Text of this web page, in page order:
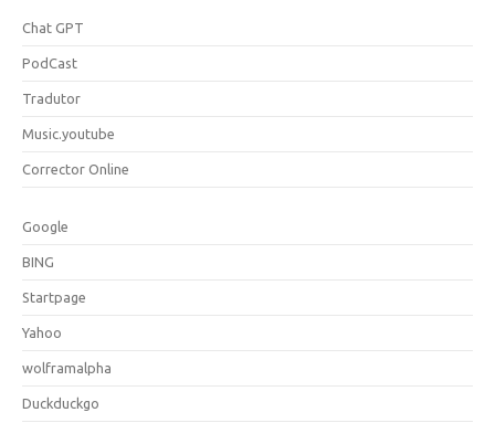
Chat GPT
PodCast
Tradutor
Music.youtube
Corrector Online
Google
BING
Startpage
Yahoo
wolframalpha
Duckduckgo